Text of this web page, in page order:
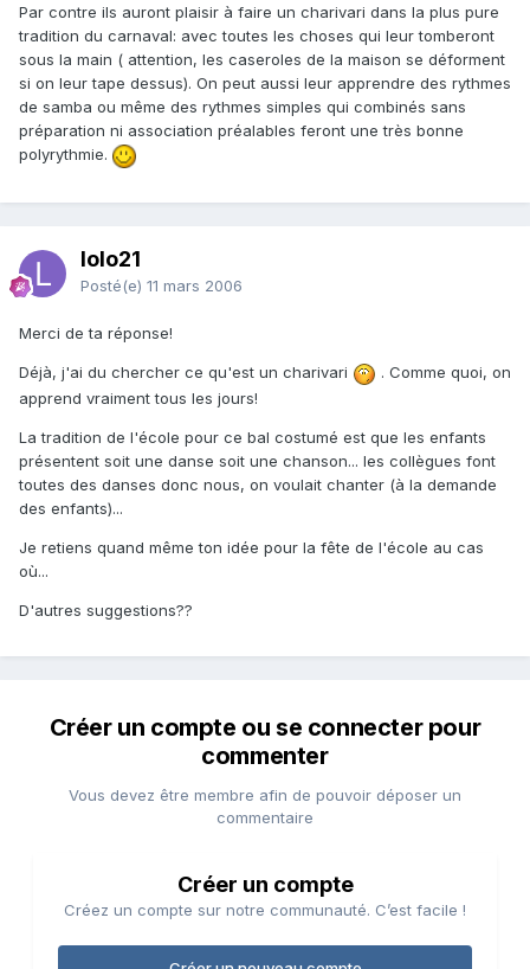
Par contre ils auront plaisir à faire un charivari dans la plus pure
tradition du carnaval: avec toutes les choses qui leur tomberont
sous la main ( attention, les caseroles de la maison se déforment
si on leur tape dessus). On peut aussi leur apprendre des rythmes
de samba ou même des rythmes simples qui combinés sans
préparation ni association préalables feront une très bonne
polyrythmie.
lolo21
Posté(e) 11 mars 2006
Merci de ta réponse!
Déjà, j'ai du chercher ce qu'est un charivari
. Comme quoi, on
apprend vraiment tous les jours!
La tradition de l'école pour ce bal costumé est que les enfants
présentent soit une danse soit une chanson... les collègues font
toutes des danses donc nous, on voulait chanter (à la demande
des enfants)...
Je retiens quand même ton idée pour la fête de l'école au cas
où...
D'autres suggestions??
Créer un compte ou se connecter pour
commenter
Vous devez être membre afin de pouvoir déposer un
commentaire
Créer un compte
Créez un compte sur notre communauté. C’est facile !